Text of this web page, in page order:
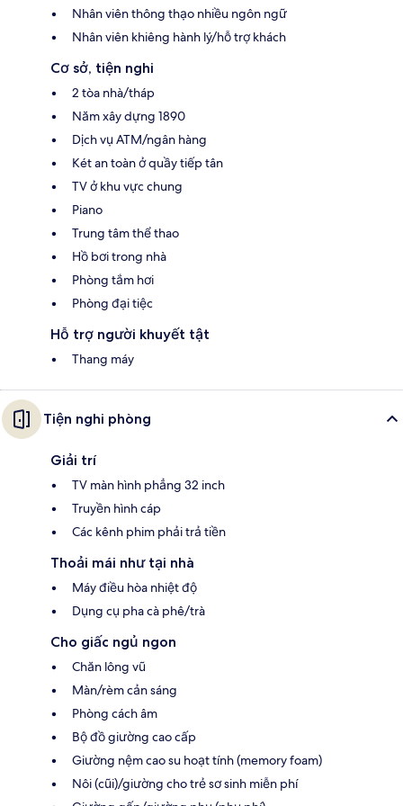
Nhân viên thông thạo nhiều ngôn ngữ
Nhân viên khiêng hành lý/hỗ trợ khách
Cơ sở, tiện nghi
2 tòa nhà/tháp
Năm xây dựng 1890
Dịch vụ ATM/ngân hàng
Két an toàn ở quầy tiếp tân
TV ở khu vực chung
Piano
Trung tâm thể thao
Hồ bơi trong nhà
Phòng tắm hơi
Phòng đại tiệc
Hỗ trợ người khuyết tật
Thang máy
Tiện nghi phòng
Giải trí
TV màn hình phẳng 32 inch
Truyền hình cáp
Các kênh phim phải trả tiền
Thoải mái như tại nhà
Máy điều hòa nhiệt độ
Dụng cụ pha cà phê/trà
Cho giấc ngủ ngon
Chăn lông vũ
Màn/rèm cản sáng
Phòng cách âm
Bộ đồ giường cao cấp
Giường nệm cao su hoạt tính (memory foam)
Nôi (cũi)/giường cho trẻ sơ sinh miễn phí